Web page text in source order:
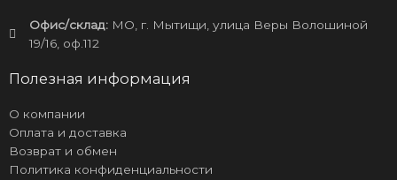
Офис/склад:МО, г. Мытищи, улица Веры Волошиной
19/16, оф.112
Полезная информация
О компании
Оплата и доставка
Возврат и обмен
Политика конфиденциальности